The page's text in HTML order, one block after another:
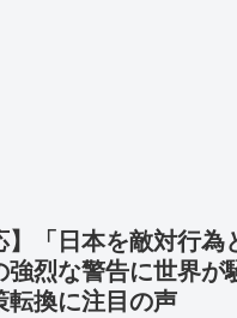
】「日本を敵対行為
烈な警告に世界が
転換に注目の声